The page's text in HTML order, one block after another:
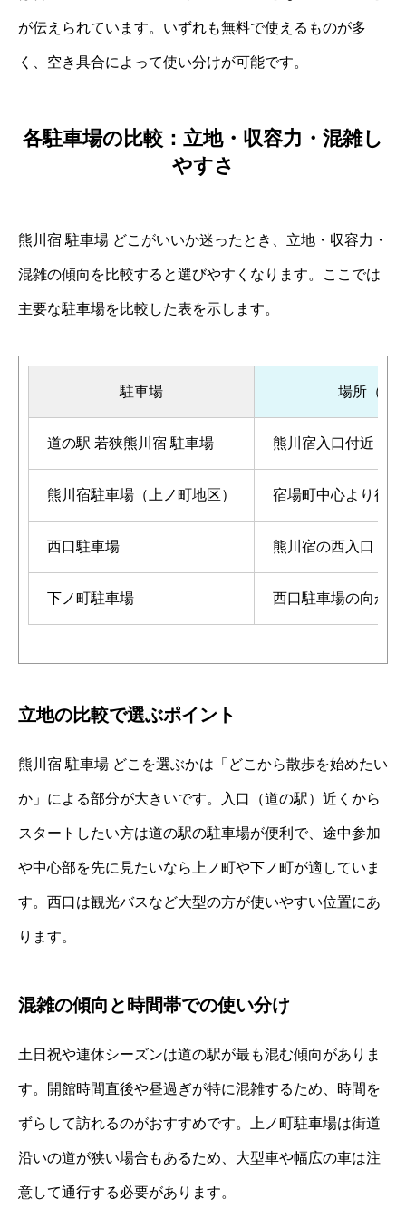
が伝えられています。いずれも無料で使えるものが多
く、空き具合によって使い分けが可能です。
各駐車場の比較：立地・収容力・混雑し
やすさ
熊川宿 駐車場 どこがいいか迷ったとき、立地・収容力・
混雑の傾向を比較すると選びやすくなります。ここでは
主要な駐車場を比較した表を示します。
駐車場 場所（目
道の駅 若狭熊川宿 駐車場 熊川宿入口付近
熊川宿駐車場（上ノ町地区） 宿場町中心より徒
西口駐車場 熊川宿の西入口
下ノ町駐車場 西口駐車場の向か
立地の比較で選ぶポイント
熊川宿 駐車場 どこを選ぶかは「どこから散歩を始めたい
か」による部分が大きいです。入口（道の駅）近くから
スタートしたい方は道の駅の駐車場が便利で、途中参加
や中心部を先に見たいなら上ノ町や下ノ町が適していま
す。西口は観光バスなど大型の方が使いやすい位置にあ
ります。
混雑の傾向と時間帯での使い分け
土日祝や連休シーズンは道の駅が最も混む傾向がありま
す。開館時間直後や昼過ぎが特に混雑するため、時間を
ずらして訪れるのがおすすめです。上ノ町駐車場は街道
沿いの道が狭い場合もあるため、大型車や幅広の車は注
意して通行する必要があります。